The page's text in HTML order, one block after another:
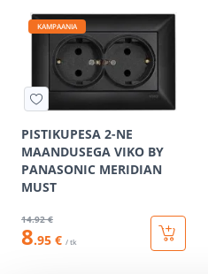
KAMPAANIA
PISTIKUPESA 2-NE
MAANDUSEGA VIKO BY
PANASONIC MERIDIAN
MUST
14.92 €
8.95 € / tk